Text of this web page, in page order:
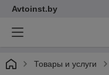
Avtoinst.by
Товары и услуги